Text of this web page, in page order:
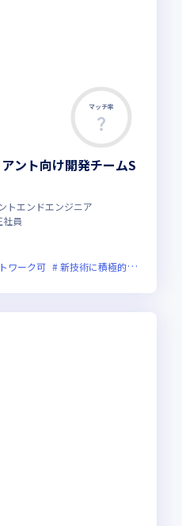
マッチ率
ント向け開発チームS
トエンドエンジニア
社員
ワーク可 新技術に積極的